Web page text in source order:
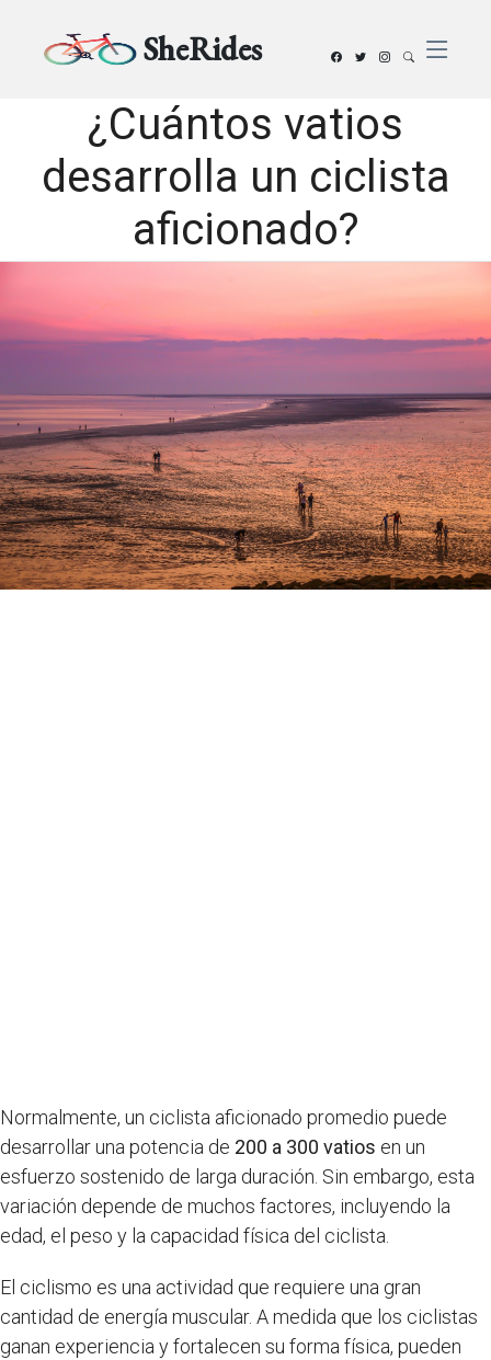
SheRides
¿Cuántos vatios
desarrolla un ciclista
aficionado?
Normalmente, un ciclista aficionado promedio puede
desarrollar una potencia de 200 a 300 vatios en un
esfuerzo sostenido de larga duración. Sin embargo, esta
variación depende de muchos factores, incluyendo la
edad, el peso y la capacidad física del ciclista.
El ciclismo es una actividad que requiere una gran
cantidad de energía muscular. A medida que los ciclistas
ganan experiencia y fortalecen su forma física, pueden